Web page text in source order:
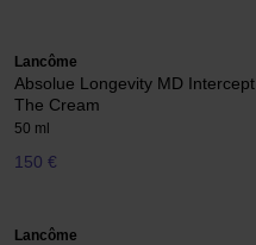
Lancôme
Absolue Longevity MD Intercept
The Cream
50 ml
150 €
Lancôme